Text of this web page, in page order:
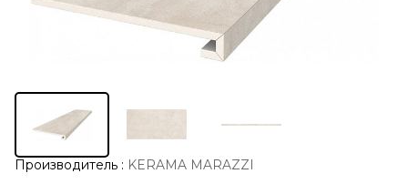
Производитель : KERAMA MARAZZI